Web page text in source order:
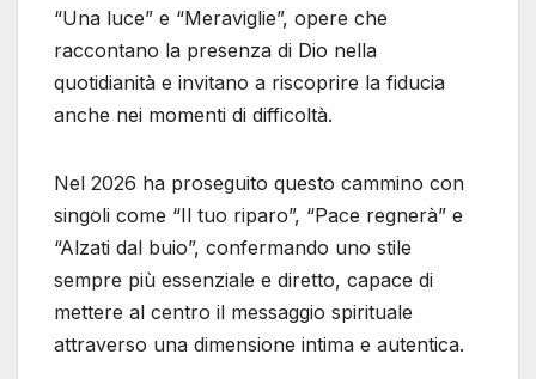
“Una luce” e “Meraviglie”, opere che
raccontano la presenza di Dio nella
quotidianità e invitano a riscoprire la fiducia
anche nei momenti di difficoltà.
Nel 2026 ha proseguito questo cammino con
singoli come “Il tuo riparo”, “Pace regnerà” e
“Alzati dal buio”, confermando uno stile
sempre più essenziale e diretto, capace di
mettere al centro il messaggio spirituale
attraverso una dimensione intima e autentica.